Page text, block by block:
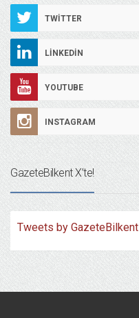
TWITTER
LINKEDIN
YOUTUBE
INSTAGRAM
GazeteBilkent X’te!
Tweets by GazeteBilkent